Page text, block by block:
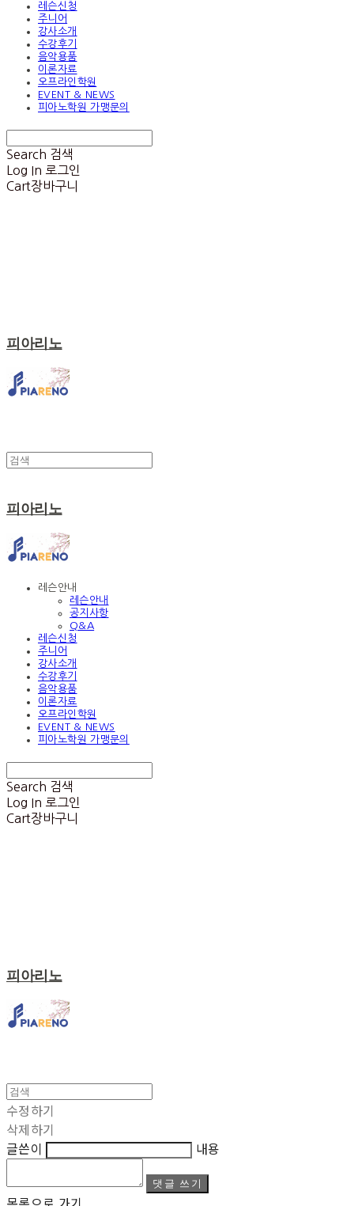
레슨신청
주니어
강사소개
수강후기
음악용품
이론자료
오프라인학원
EVENT & NEWS
피아노학원 가맹문의
Search 검색
Log In 로그인
Cart장바구니
피아리노
피아리노
레슨안내
레슨안내
공지사항
Q&A
레슨신청
주니어
강사소개
수강후기
음악용품
이론자료
오프라인학원
EVENT & NEWS
피아노학원 가맹문의
Search 검색
Log In 로그인
Cart장바구니
피아리노
수정하기
삭제하기
글쓴이
내용
댓글 쓰기